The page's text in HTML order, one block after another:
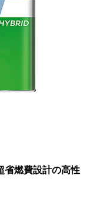
省燃費設計の高性